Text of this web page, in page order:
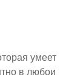
умеет
в любои